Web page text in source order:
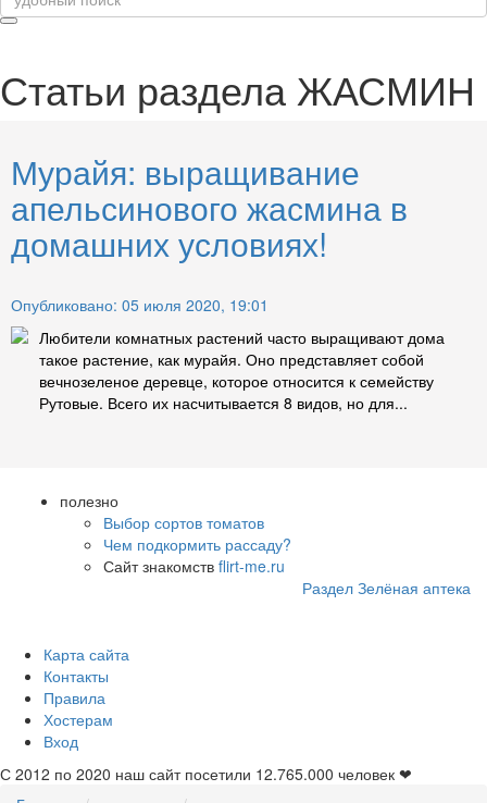
Статьи раздела ЖАСМИН
Мурайя: выращивание
апельсинового жасмина в
домашних условиях!
Опубликовано: 05 июля 2020, 19:01
Любители комнатных растений часто выращивают дома
такое растение, как мурайя. Оно представляет собой
вечнозеленое деревце, которое относится к семейству
Рутовые. Всего их насчитывается 8 видов, но для...
полезно
Выбор сортов томатов
Чем подкормить рассаду?
Сайт знакомств flirt-me.ru
Раздел Зелёная аптека
Карта сайта
Контакты
Правила
Хостерам
Вход
С 2012 по 2020 наш сайт посетили 12.765.000 человек ❤